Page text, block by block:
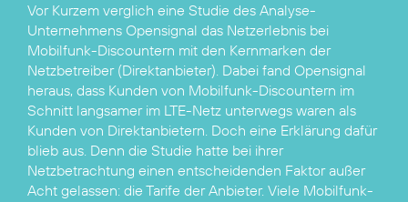
Vor Kurzem verglich eine Studie des Analyse-
Unternehmens Opensignal das Netzerlebnis bei
Mobilfunk-Discountern mit den Kernmarken der
Netzbetreiber (Direktanbieter). Dabei fand Opensignal
heraus, dass Kunden von Mobilfunk-Discountern im
Schnitt langsamer im LTE-Netz unterwegs waren als
Kunden von Direktanbietern. Doch eine Erklärung dafür
blieb aus. Denn die Studie hatte bei ihrer
Netzbetrachtung einen entscheidenden Faktor außer
Acht gelassen: die Tarife der Anbieter. Viele Mobilfunk-